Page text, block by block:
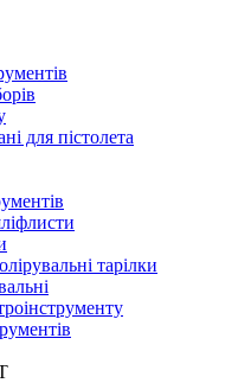
для пістолета
тарілки